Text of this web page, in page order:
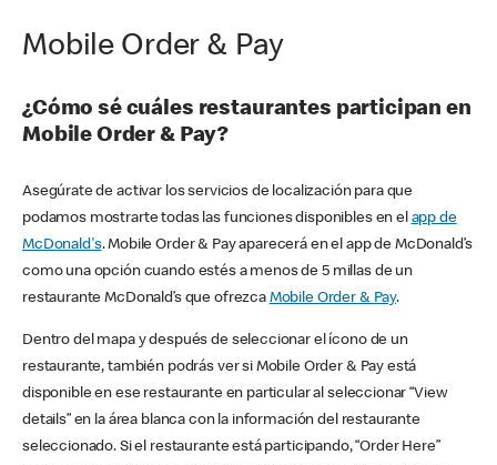
Mobile Order & Pay
¿Cómo sé cuáles restaurantes participan en
Mobile Order & Pay?
Asegúrate de activar los servicios de localización para que
podamos mostrarte todas las funciones disponibles en el app de
McDonald's. Mobile Order & Pay aparecerá en el app de McDonald’s
como una opción cuando estés a menos de 5 millas de un
restaurante McDonald’s que ofrezca Mobile Order & Pay.
Dentro del mapa y después de seleccionar el ícono de un
restaurante, también podrás ver si Mobile Order & Pay está
disponible en ese restaurante en particular al seleccionar “View
details” en la área blanca con la información del restaurante
seleccionado. Si el restaurante está participando, “Order Here”